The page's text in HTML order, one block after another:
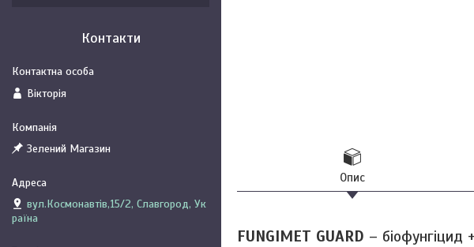
Опис
FUNGIMET GUARD – біофунгіцид
Контакти
Вікторія
Зелений Магазин
вул.Космонавтів,15/2, Славгород, Ук
раїна